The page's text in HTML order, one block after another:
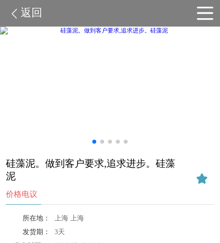
返回
硅藻泥。做到客户要求,追求进步。硅藻
泥
价格电议
所在地：
上海 上海
发货期：
3天